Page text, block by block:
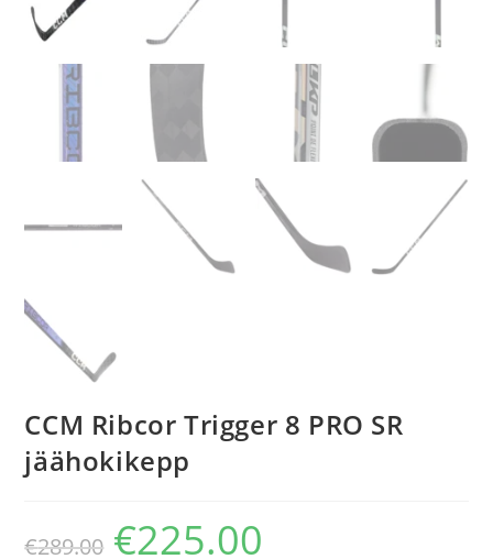
CCM Ribcor Trigger 8 PRO SR
jäähokikepp
€289.00 €225.00